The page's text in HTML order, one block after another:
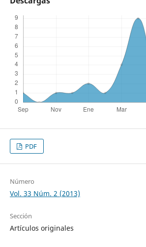
PDF
Número
Vol. 33 Núm. 2 (2013)
Sección
Artículos originales